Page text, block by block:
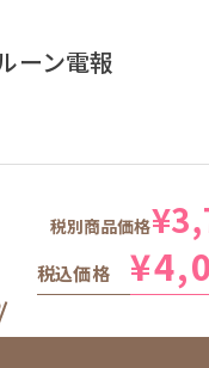
ーン電報
税別商品価格¥
税込価格 ¥